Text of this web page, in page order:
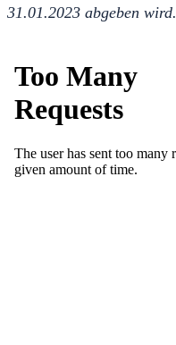
31.01.2023 abgeben wird.